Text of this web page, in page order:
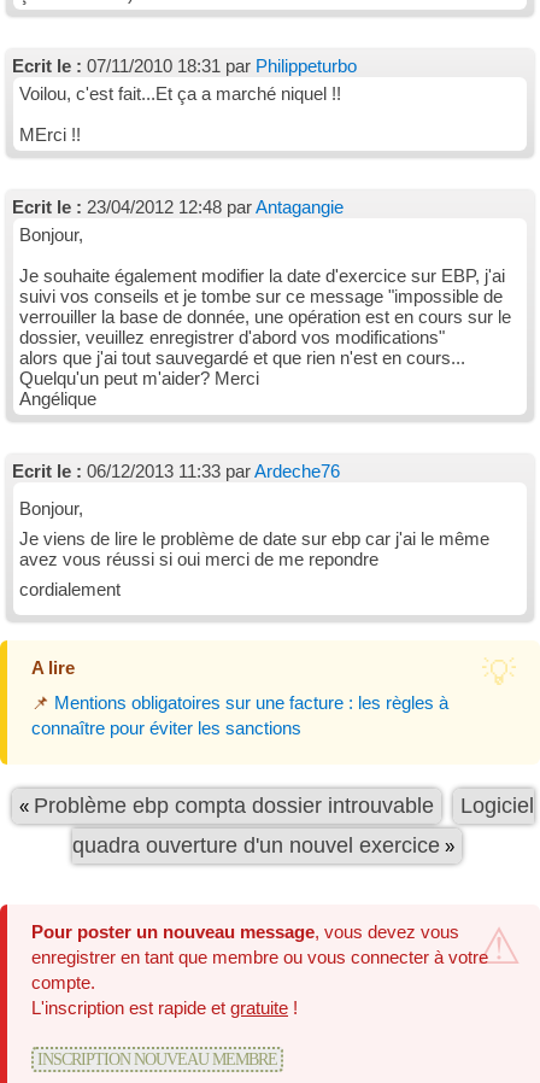
Ecrit le : 07/11/2010 18:31 par Philippeturbo
Voilou, c'est fait...Et ça a marché niquel !!
MErci !!
Ecrit le : 23/04/2012 12:48 parAntagangie
Bonjour,
Je souhaite également modifier la date d'exercice sur EBP, j'ai
suivi vos conseils et je tombe sur ce message "impossible de
verrouiller la base de donnée, une opération est en cours sur le
dossier, veuillez enregistrer d'abord vos modifications"
alors que j'ai tout sauvegardé et que rien n'est en cours...
Quelqu'un peut m'aider? Merci
Angélique
Ecrit le : 06/12/2013 11:33 parArdeche76
Bonjour,
Je viens de lire le problème de date sur ebp car j'ai le même
avez vous réussi si oui merci de me repondre
cordialement
A lire
📌 Mentions obligatoires sur une facture : les règles à
connaître pour éviter les sanctions
« Problème ebp compta dossier introuvable
Logiciel
quadra ouverture d'un nouvel exercice »
Pour poster un nouveau message, vous devez vous
enregistrer en tant que membre ou vous connecter à votre
compte.
L'inscription est rapide et gratuite !
INSCRIPTION NOUVEAU MEMBRE